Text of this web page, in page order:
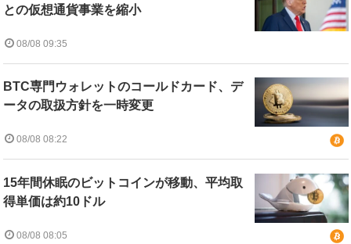
との仮想通貨事業を縮小
08/08 09:35
BTC専門ウォレットのコールドカード、デ
ータの取扱方針を一時変更
08/08 08:22
15年間休眠のビットコインが移動、平均取
得単価は約10ドル
08/08 08:05